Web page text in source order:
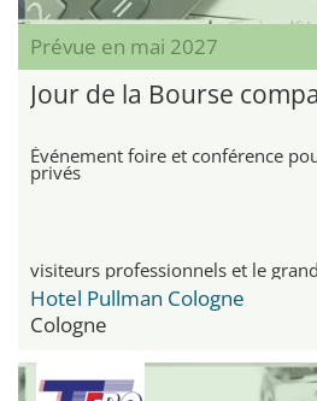
Prévue en mai 2027
Jour de la Bourse
Événement foire et conférence
privés
visiteurs professionnels et le
Hotel Pullman Cologne
Cologne